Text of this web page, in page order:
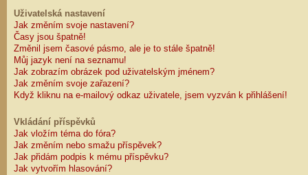
Uživatelská nastavení
Jak změním svoje nastavení?
Časy jsou špatně!
Změnil jsem časové pásmo, ale je to stále špatně!
Můj jazyk není na seznamu!
Jak zobrazím obrázek pod uživatelským jménem?
Jak změním svoje zařazení?
Když kliknu na e-mailový odkaz uživatele, jsem vyzván k přihlášení!
Vkládání příspěvků
Jak vložím téma do fóra?
Jak změním nebo smažu příspěvek?
Jak přidám podpis k mému příspěvku?
Jak vytvořím hlasování?